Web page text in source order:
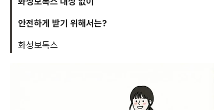
안전하게 받기 위해서는?
화성보톡스